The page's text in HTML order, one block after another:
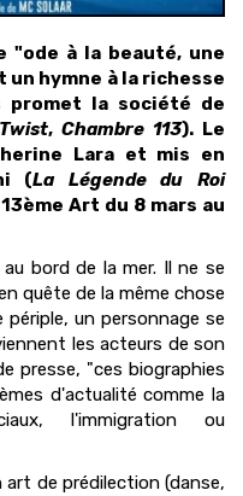
"ode à la beauté, une
hymne à la richesse
promet la société de
,Chambre 113). Le
Lara et mis en
(La Légende du Roi
Art du 8 mars au
bord de la mer. Il ne se
quête de la même chose
un personnage se
les acteurs de son
presse, "ces biographies
d'actualité comme la
l'immigration ou
art de prédilection (danse,